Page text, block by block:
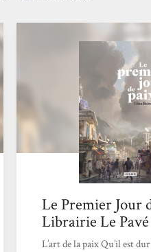
Le Premier Jour
Librairie Le
L’art de la paix Qu’il est